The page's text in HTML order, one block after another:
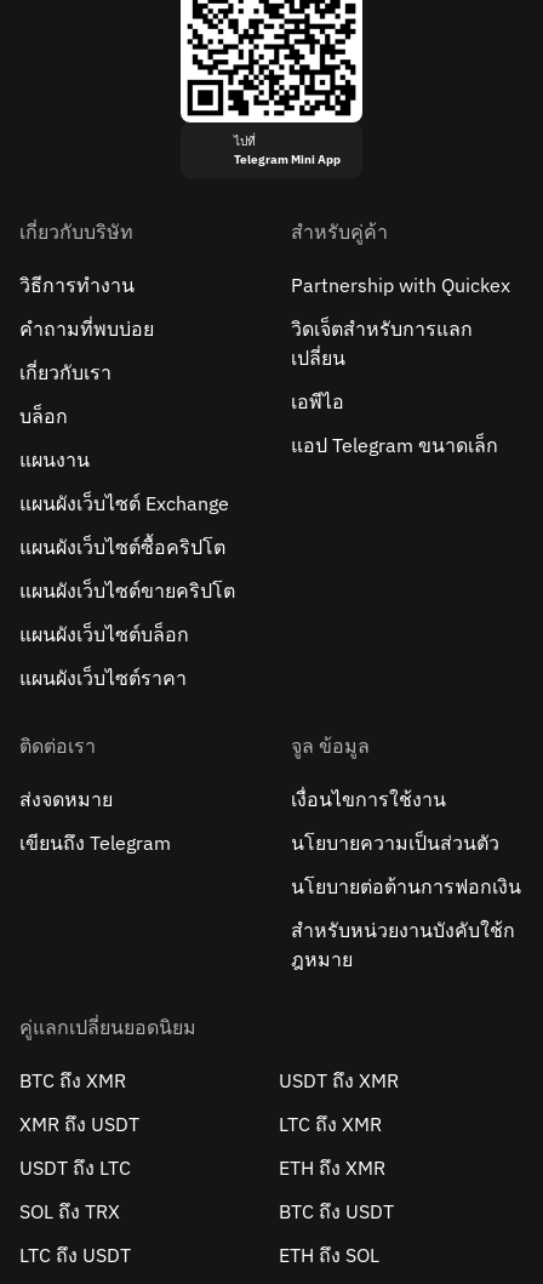
ไปที่
Telegram Mini App
เกี่ยวกับบริษัท
วิธีการทำงาน
คำถามที่พบบ่อย
เกี่ยวกับเรา
บล็อก
แผนงาน
แผนผังเว็บไซต์ Exchange
แผนผังเว็บไซต์ซื้อคริปโต
แผนผังเว็บไซต์ขายคริปโต
แผนผังเว็บไซต์บล็อก
แผนผังเว็บไซต์ราคา
สำหรับคู่ค้า
Partnership with Quickex
วิดเจ็ตสำหรับการแลก
เปลี่ยน
เอพีไอ
แอป Telegram ขนาดเล็ก
ติดต่อเรา
ส่งจดหมาย
เขียนถึง Telegram
จูล ข้อมูล
เงื่อนไขการใช้งาน
นโยบายความเป็นส่วนตัว
นโยบายต่อต้านการฟอกเงิน
สำหรับหน่วยงานบังคับใช้ก
ฎหมาย
คู่แลกเปลี่ยนยอดนิยม
BTC ถึง XMR
USDT ถึง XMR
XMR ถึง USDT
LTC ถึง XMR
USDT ถึง LTC
ETH ถึง XMR
SOL ถึง TRX
BTC ถึง USDT
LTC ถึง USDT
ETH ถึง SOL